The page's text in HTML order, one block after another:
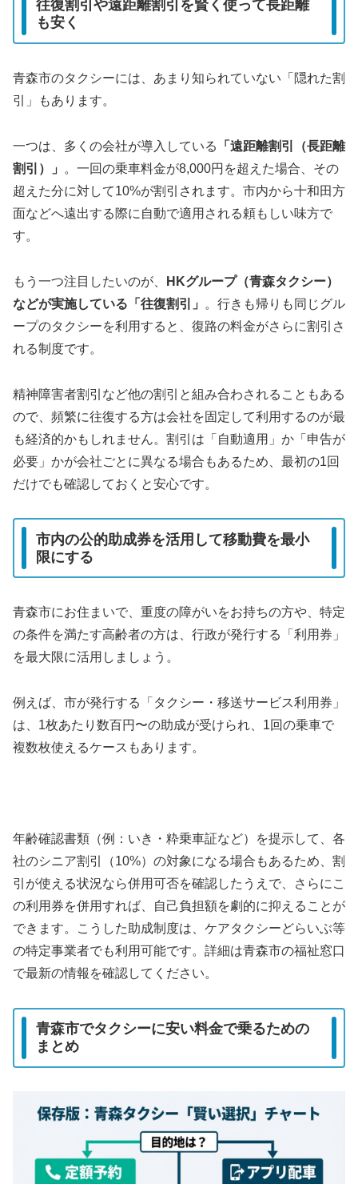
往復割引や遠距離割引を賢く使って長距離
も安く
青森市のタクシーには、あまり知られていない「隠れた割
引」もあります。
一つは、多くの会社が導入している
「遠距離割引（長距離
割引）」
。一回の乗車料金が8,000円を超えた場合、その
超えた分に対して10%が割引されます。市内から十和田方
面などへ遠出する際に自動で適用される頼もしい味方で
す。
もう一つ注目したいのが、
HKグループ（青森タクシー）
などが実施している「往復割引」
。行きも帰りも同じグル
ープのタクシーを利用すると、復路の料金がさらに割引さ
れる制度です。
精神障害者割引など他の割引と組み合わされることもある
ので、頻繁に往復する方は会社を固定して利用するのが最
も経済的かもしれません。割引は「自動適用」か「申告が
必要」かが会社ごとに異なる場合もあるため、最初の1回
だけでも確認しておくと安心です。
市内の公的助成券を活用して移動費を最小
限にする
青森市にお住まいで、重度の障がいをお持ちの方や、特定
の条件を満たす高齢者の方は、行政が発行する「利用券」
を最大限に活用しましょう。
例えば、市が発行する「タクシー・移送サービス利用券」
は、1枚あたり数百円〜の助成が受けられ、1回の乗車で
複数枚使えるケースもあります。
年齢確認書類（例：いき・粋乗車証など）を提示して、各
社のシニア割引（10%）の対象になる場合もあるため、割
引が使える状況なら併用可否を確認したうえで、さらにこ
の利用券を併用すれば、自己負担額を劇的に抑えることが
できます。こうした助成制度は、ケアタクシーどらいぶ等
の特定事業者でも利用可能です。詳細は青森市の福祉窓口
で最新の情報を確認してください。
青森市でタクシーに安い料金で乗るための
まとめ